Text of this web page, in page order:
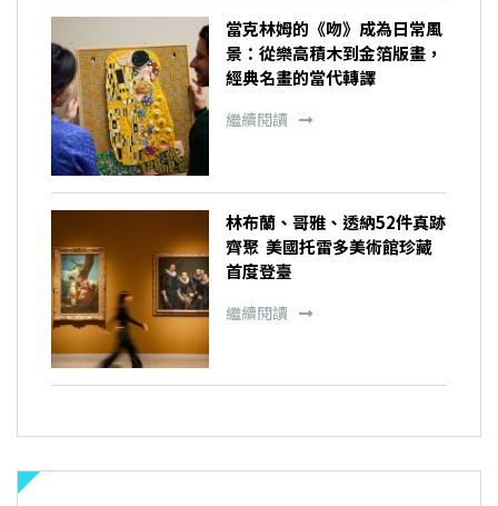
當克林姆的《吻》成為日常風
景：從樂高積木到金箔版畫，
經典名畫的當代轉譯
繼續閱讀
林布蘭、哥雅、透納52件真跡
齊聚 美國托雷多美術館珍藏
首度登臺
繼續閱讀